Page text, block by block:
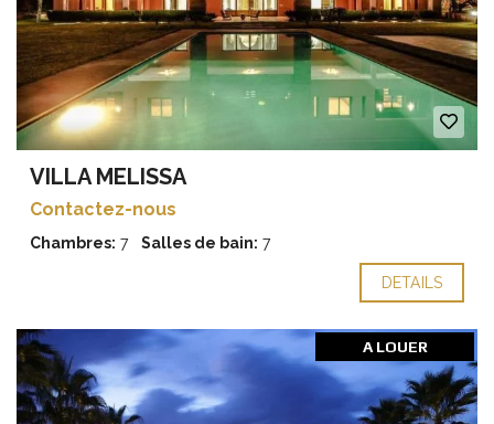
VILLA MELISSA
Contactez-nous
Chambres: 7 Salles de bain: 7
DETAILS
A LOUER